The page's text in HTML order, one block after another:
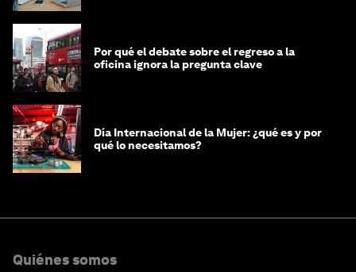
Por qué el debate sobre el regreso a la
oficina ignora la pregunta clave
Día Internacional de la Mujer: ¿qué es y por
qué lo necesitamos?
Quiénes somos